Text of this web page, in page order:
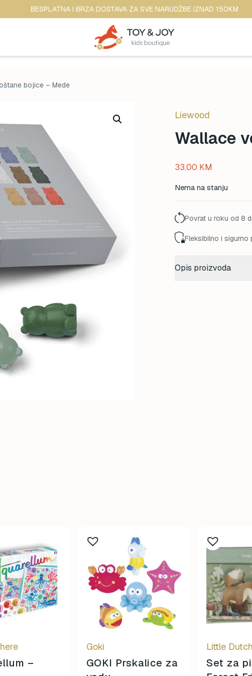
BESPLATNA I BRZA DOSTAVA ZA SVE NARUDŽBE IZNAD 150KM
bojice – Mede
Liewood
Wallace
33,00 KM
Nema na stanju
Povrat u roku od 8
Fleksibilno i sigurno
Opis proizvoda
–
Goki
GOKI Prskalice za
Little Dutch
Set za